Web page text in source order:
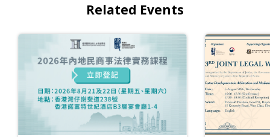
Related Events